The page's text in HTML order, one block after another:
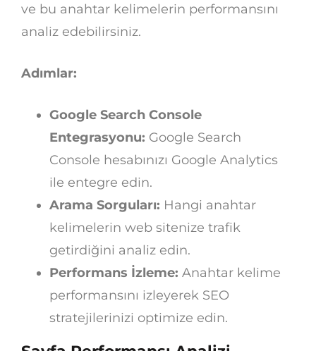
ve bu anahtar kelimelerin performansını
analiz edebilirsiniz.
Adımlar:
Google Search Console
Entegrasyonu: Google Search
Console hesabınızı Google Analytics
ile entegre edin.
Arama Sorguları: Hangi anahtar
kelimelerin web sitenize trafik
getirdiğini analiz edin.
Performans İzleme: Anahtar kelime
performansını izleyerek SEO
stratejilerinizi optimize edin.